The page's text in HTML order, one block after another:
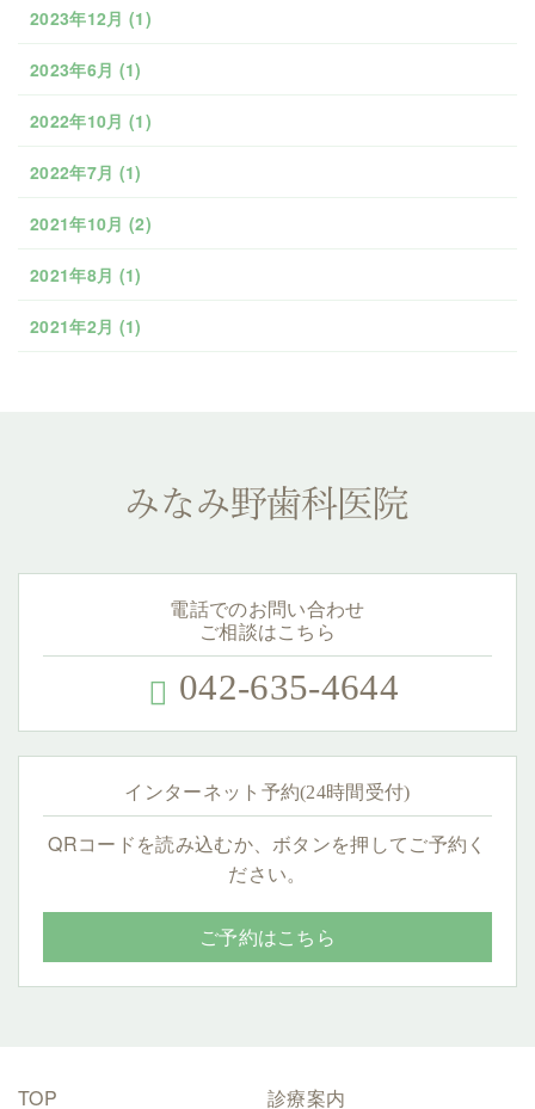
2023年12月 (1)
2023年6月 (1)
2022年10月 (1)
2022年7月 (1)
2021年10月 (2)
2021年8月 (1)
2021年2月 (1)
電話でのお問い合わせ
ご相談はこちら
042-635-4644
インターネット予約(24時間受付)
QRコードを読み込むか、ボタンを押してご予約く
ださい。
ご予約はこちら
TOP 診療案内